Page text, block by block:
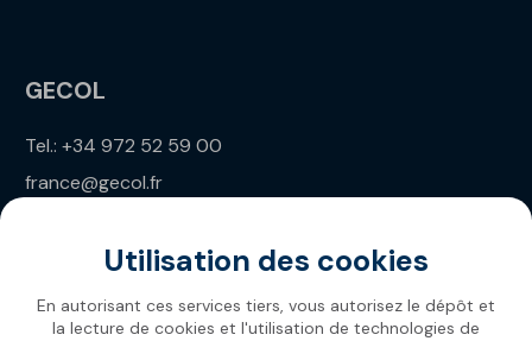
GECOL
Tel.: +34 972 52 59 00
france@gecol.fr
Utilisation des cookies
En autorisant ces services tiers, vous autorisez le dépôt et
la lecture de cookies et l'utilisation de technologies de